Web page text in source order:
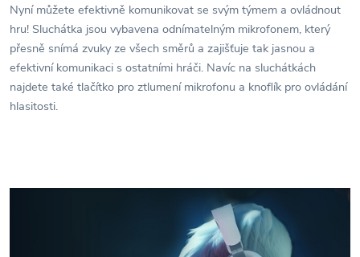
Nyní můžete efektivně komunikovat se svým týmem a ovládnout
hru! Sluchátka jsou vybavena odnímatelným mikrofonem, který
přesně snímá zvuky ze všech směrů a zajišťuje tak jasnou a
efektivní komunikaci s ostatními hráči. Navíc na sluchátkách
najdete také tlačítko pro ztlumení mikrofonu a knoflík pro ovládání
hlasitosti.